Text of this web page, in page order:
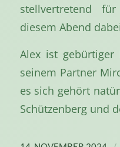
stellvertretend
diesem Abend
Alex ist
seinem Partner
es sich gehört
Schützenberg und